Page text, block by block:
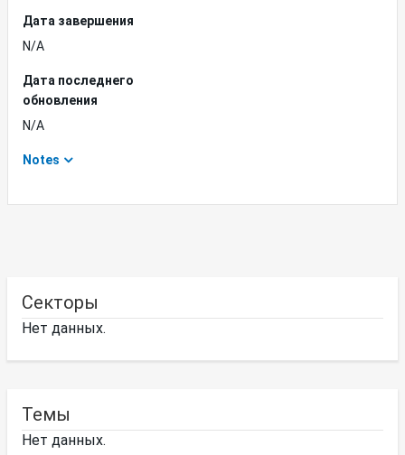
Дата завершения
N/A
Дата последнего
обновления
N/A
Notes
Секторы
Нет данных.
Темы
Нет данных.